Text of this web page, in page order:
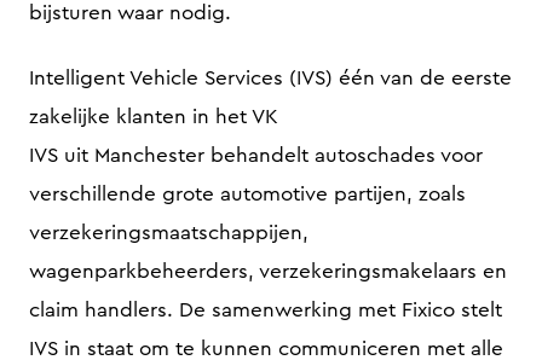
bijsturen waar nodig.
Intelligent Vehicle Services (IVS) één van de eerste
zakelijke klanten in het VK
IVS uit Manchester behandelt autoschades voor
verschillende grote automotive partijen, zoals
verzekeringsmaatschappijen,
wagenparkbeheerders, verzekeringsmakelaars en
claim handlers. De samenwerking met Fixico stelt
IVS in staat om te kunnen communiceren met alle